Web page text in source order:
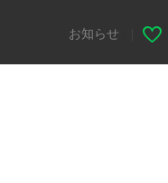
お知らせ